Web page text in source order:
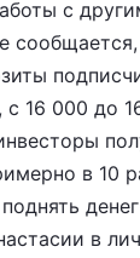
с
сообщается,
с 16 000 до
в 10
в